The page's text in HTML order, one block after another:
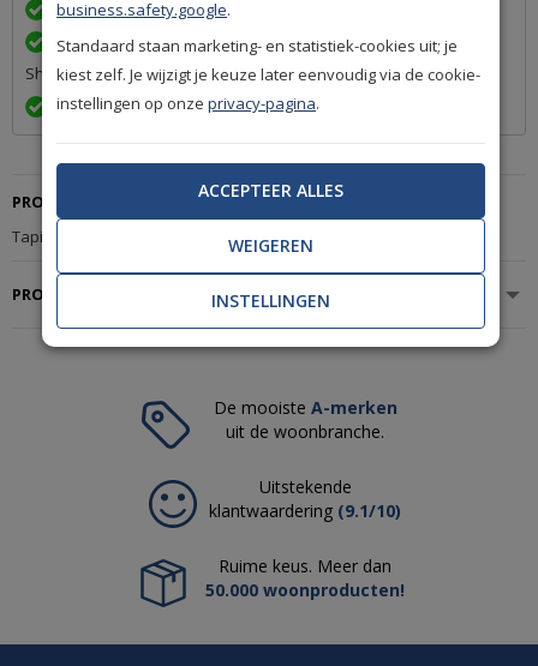
Achteraf betalen na levering is mogelijk
Een betrouwbare levering door ons lidmaatschap van Q-
Shops
Exact volgens afspraak en met Track & Trace informatie
PRODUCTBESCHRIJVING
Tapijt Van Besouw 2605 495
PRODUCTSPECIFICATIES
De mooiste A-merken
uit de woonbranche.
Uitstekende
klantwaardering (9.1/10)
Ruime keus. Meer dan
50.000 woonproducten!
business.safety.google.
Standaard staan marketing- en statistiek-cookies uit; je
kiest zelf. Je wijzigt je keuze later eenvoudig via de cookie-
instellingen op onzeprivacy-pagina.
ACCEPTEER ALLES
WEIGEREN
INSTELLINGEN